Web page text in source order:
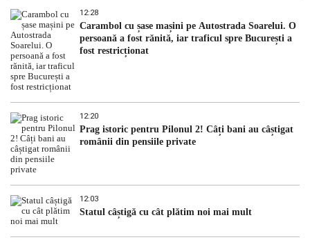
12:28
Carambol cu șase mașini pe Autostrada Soarelui. O
persoană a fost rănită, iar traficul spre București a
fost restricționat
12:20
Prag istoric pentru Pilonul 2! Câți bani au câștigat
românii din pensiile private
12:03
Statul câștigă cu cât plătim noi mai mult